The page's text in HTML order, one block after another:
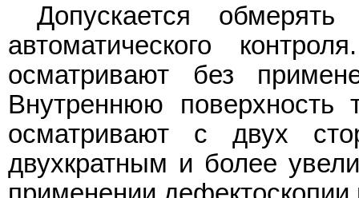
Допускается
автоматического
осматривают без
Внутреннюю
осматривают с двух
двухкратным и более